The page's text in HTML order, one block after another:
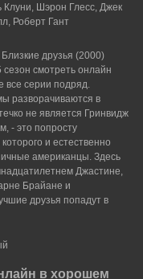
Шэрон Глесс, Джек
Роберт Гант
друзья (2000)
сезон смотреть онлайн
все серии подряд.
разворачиваются в
не является Гринвидж
- это попросту
и естественно
американцы. Здесь
Джастине,
Брайане и
друзья попадут в
в хорошем